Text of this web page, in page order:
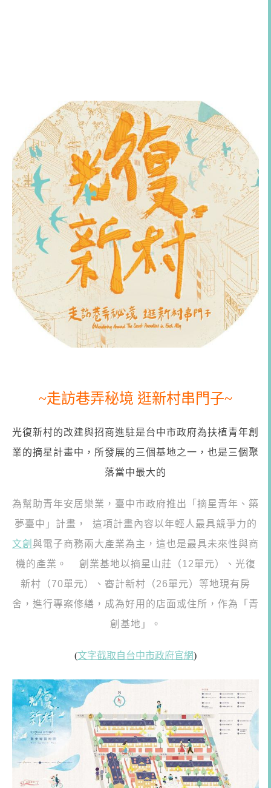
~走訪巷弄秘境 逛新村串門子~
光復新村的改建與招商進駐是台中市政府為扶植青年創
業的摘星計畫中，所發展的三個基地之一，也是三個聚
落當中最大的
為幫助青年安居樂業，臺中市政府推出「摘星青年、築
夢臺中」計畫，
這項計畫內容以年輕人最具競爭力的
文創 與電子商務兩大產業為主，這也是最具未來性與商
機的產業。
創業基地以摘星山莊（12單元）、光復
新村（70單元）、審計新村（26單元）等地現有房
舍，進行專案修繕，成為好用的店面或住所，作為「青
創基地」。
(文字截取自台中市政府官網)